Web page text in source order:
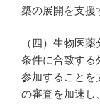
築の展開を支援
（四）生物医
条件に合致する
参加することを
の審査を加速し